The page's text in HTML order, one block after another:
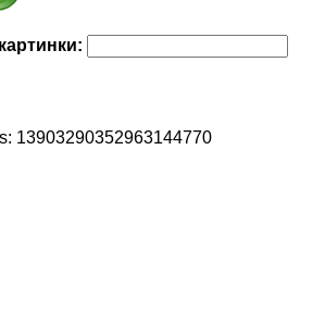
13903290352963144770